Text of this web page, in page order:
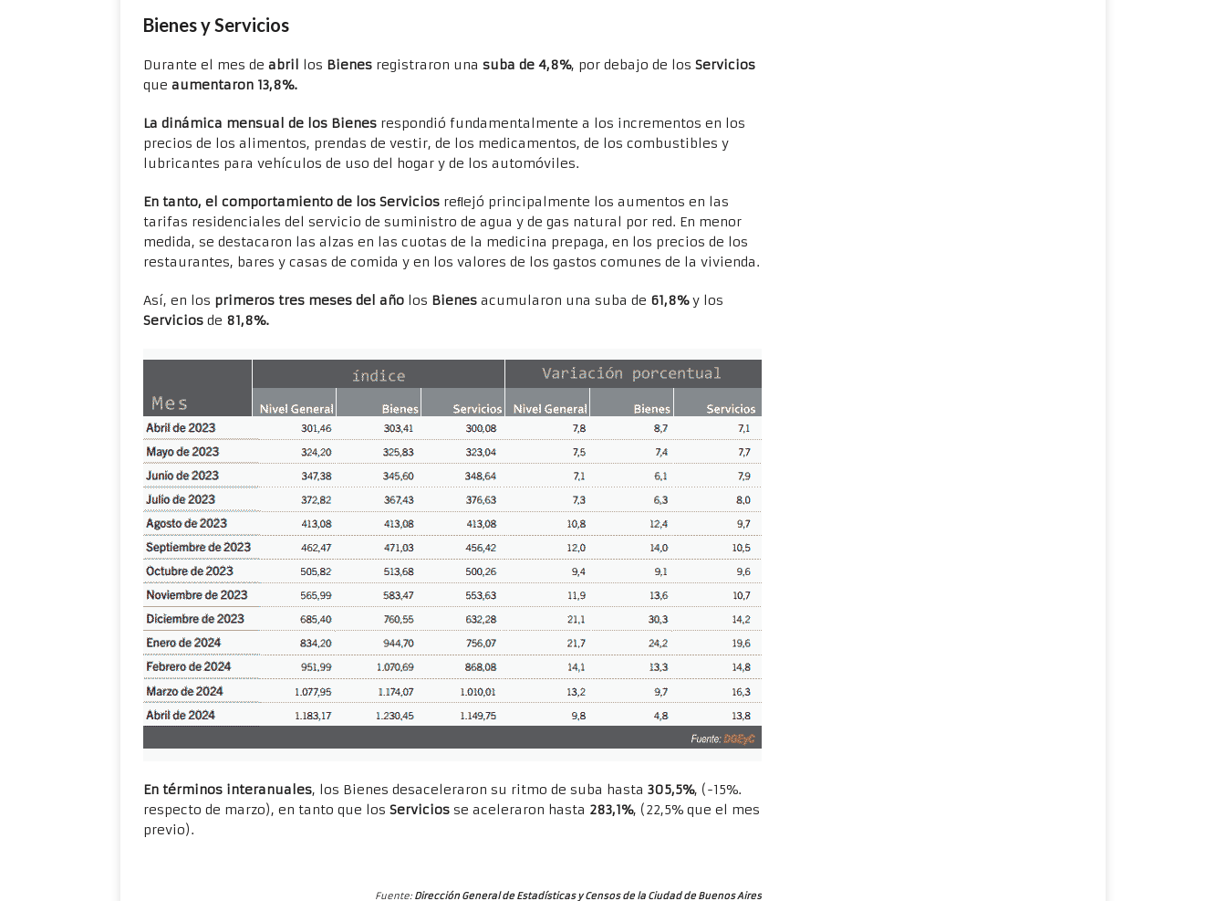
Bienes y Servicios
Durante el mes de abril los Bienes registraron una suba de 4,8%, por debajo de los Servicios
que aumentaron 13,8%.
La dinámica mensual de los Bienes respondió fundamentalmente a los incrementos en los
precios de los alimentos, prendas de vestir, de los medicamentos, de los combustibles y
lubricantes para vehículos de uso del hogar y de los automóviles.
En tanto, el comportamiento de los Servicios reﬂejó principalmente los aumentos en las
tarifas residenciales del servicio de suministro de agua y de gas natural por red. En menor
medida, se destacaron las alzas en las cuotas de la medicina prepaga, en los precios de los
restaurantes, bares y casas de comida y en los valores de los gastos comunes de la vivienda.
Así, en los primeros tres meses del año los Bienes acumularon una suba de 61,8%y los
Servicios de 81,8%.
En términos interanuales, los Bienes desaceleraron su ritmo de suba hasta 305,5%, (-15%.
respecto de marzo), en tanto que los Servicios se aceleraron hasta 283,1%, (22,5% que el mes
previo).
Fuente: Dirección General deEstadísticas y Censos de la Ciudad de Buenos Aires